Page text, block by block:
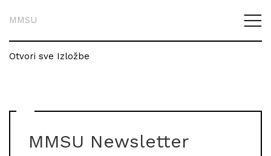
MMSU
Otvori sve Izložbe
MMSU Newsletter